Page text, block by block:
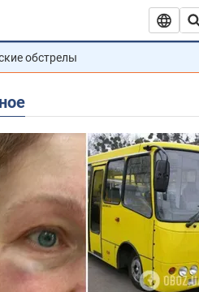
обстрелы